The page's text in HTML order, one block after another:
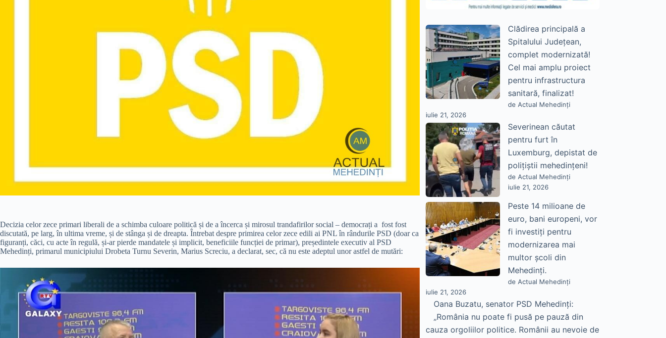
Decizia celor zece primari liberali de a schimba culoare politică și de a încerca și mirosul trandafirilor social – democrați a fost fost
discutată, pe larg, în ultima vreme, și de stânga și de dreapta. Întrebat despre primirea celor zece edili ai PNL în rândurile PSD (doar ca
figuranți, căci, cu acte în regulă, și-ar pierde mandatele și implicit, beneficiile funcției de primar), președintele executiv al PSD
Mehedinți, primarul municipiului Drobeta Turnu Severin, Marius Screciu, a declarat, sec, că nu este adeptul unor astfel de mutări:
Clădirea principală a
Spitalului Județean,
complet modernizată!
Cel mai amplu proiect
pentru infrastructura
sanitară, finalizat!
de Actual Mehedinți
iulie 21, 2026
Severinean căutat
pentru furt în
Luxemburg, depistat de
polițiștii mehedințeni!
de Actual Mehedinți
iulie 21, 2026
Peste 14 milioane de
euro, bani europeni, vor
fi investiți pentru
modernizarea mai
multor școli din
Mehedinți.
de Actual Mehedinți
iulie 21, 2026
Oana Buzatu, senator PSD Mehedinți:
„România nu poate fi pusă pe pauză din
cauza orgoliilor politice. Românii au nevoie de